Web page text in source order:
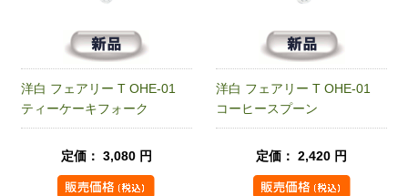
洋白 フェアリー T OHE-01
ティーケーキフォーク
定価： 3,080 円
洋白 フェアリー T OHE-01
コーヒースプーン
定価： 2,420 円